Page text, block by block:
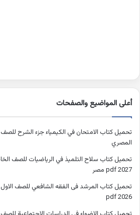
أعلى المواضيع والصفحات
المصري
تحميل كتاب سلاح التلميذ في الرياضيات للصف
2027 pdf مصر
تحميل كتاب المرشد فى الفقه الشافعي للصف الاول
2026 pdf